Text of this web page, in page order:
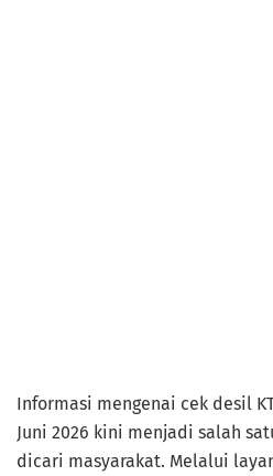
Informasi mengenai cek desil
Juni 2026 kini menjadi salah
dicari masyarakat. Melalui